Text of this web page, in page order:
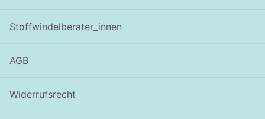
Stoffwindelberater_innen
AGB
Widerrufsrecht